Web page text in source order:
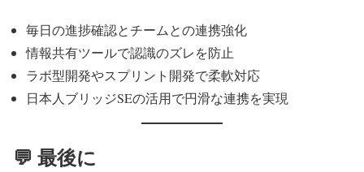
毎日の進捗確認とチームとの連携強化
情報共有ツールで認識のズレを防止
ラボ型開発やスプリント開発で柔軟対応
日本人ブリッジSEの活用で円滑な連携を実現
💬 最後に